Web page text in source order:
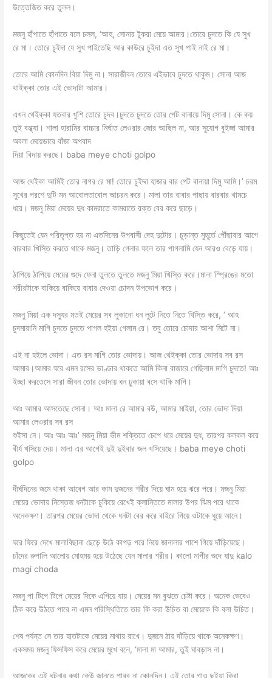
উত্তেজিত করে তুলল।
মজনু হাঁপাতে হাঁপাতে বলে চলল, ‘আহ, সোনার টুকরা মেয়ে আমার।তোরে চুদতে কি যে সুখ
রে মা। তোরে চুইদা যে সুখ পাইতেছি আর কাউরে চুইদা এত সুখ পাই নাই রে মা।
তোরে আমি কোনদিন বিয়া দিমু না। সারাজীবন তোরে এইভাবে চুদতে থাকুম। সোনা আজ
থাইক্কা তোর এই ভোদাটা আমার।
এখন থেইক্কা যতবার খুশি তোরে চুদব।চুদতে চুদতে তোর পেট বানায়ে দিমু সোনা। কে কয়
তুই বন্ধ্যা। শালা হারামির বাচ্চার নির্ঘাত লেওরার জোর আছিল না, আর সুযোগ বুইজা আমার
অবলা মেয়েডারে বাঁজা অপবাদ
দিয়া বিদায় করছে। baba meye choti golpo
আজ থেইকা আমিই তোর নাগর রে মা! তোরে চুইদ্দা হাজার বার পেট বানায়া দিমু আমি।’ চরম
সুখের পরশে দুটি মন আবোলতাবোল আচরন করে। মালা তার বাবার পাছায় বারবার খামচে
ধরে। মজনু মিয়া মেয়ের দুধ কামরাতে কামরাতে রক্ত বের করে ছাড়ে।
কিছুতেই যেন পরিতৃপ্ত হয় না এতদিনের উপবাসী দেহ দুটোর। চূড়ান্ত মুহূর্তে পৌঁছাবার আগে
বারবার খিস্তি করতে থাকে মজনু। তাড়ি গেলার ফলে তার পাগলামি যেন আরও বেড়ে যায়।
ঠাপিয়ে ঠাপিয়ে মেয়ের গুদে ফেনা তুলতে তুলতে মজনু মিয়া খিস্তি করে।মালা স্প্রিঙের মতো
শরীরটাকে বাকিয়ে বাকিয়ে বাবার দেওয়া চোদন উপভোগ করে।
মজনু মিয়া এক দস্যুর মতই মেয়ের সব লুকানো ধন লুটে নিতে নিতে খিস্তি করে, ‘ আহ
চুদমারানি মাগি চুদতে চুদতে পাগল হইয়া গেলাম রে। তবু তোরে চোদার আশা মিটে না।
এই না হইলে ভোদা। এত রস মাগি তোর ভোদায়। আজ থেইক্কা তোর ভোদার সব রস
আমার।আমার ঘরে এমন রসের ভাণ্ডার থাকতে আমি কিনা বাজারে গেছিলাম মাগি চুদতে! আঃ
ইচ্ছা করতেসে সারা জীবন তোর ভোদায় ধন ঢুকায়া বসে থাকি মাগি।
আঃ আমার আসতেছে সোনা। আঃ মালা রে আমার বউ, আমার মাইয়া, তোর ভোদা দিয়া
আমার লেওরার সব রস
শুইসা নে। আঃ আঃ আঃ’ মজনু মিয়া ভীম শক্তিতে চেপে ধরে মেয়ের দুধ, তারপর কলকল করে
বীর্য খসিয়ে দেয়। মালা এর আগেই দুই দুইবার জল খসিয়েছে। baba meye choti
golpo
দীর্ঘদিনের জমে থাকা আবেগ আর কাম দুজনের শরীর দিয়ে ঘাম হয়ে ঝরে পরে। মজনু মিয়া
মেয়ের ভোদায় নিস্তেজ ধনটাকে ঢুকিয়ে রেখেই ক্লান্তিতে মালার উপর ঝিম পরে থাকে
অনেকক্ষণ। তারপর মেয়ের ভোদা থেকে ধনটা বের করে বাইরে গিয়ে ওটাকে ধুয়ে আনে।
ঘরে ফিরে দেখে মালাবিছানা ছেড়ে উঠে কাপড় পরে নিয়ে জানালার পাশে গিয়ে দাঁড়িয়েছে।
চাঁদের রুপালি আলোয় মোহময় হয়ে উঠেছে যেন মালার শরীর। কালো মাগীর গুদে যাদু kalo
magi choda
মজনু পা টিপে টিপে মেয়ের দিকে এগিয়ে যায়। মেয়ের মন বুঝতে চেষ্টা করে। অনেক ভেবেও
ঠিক করে উঠতে পারে না এমন পরিস্থিতিতে তার কি করা উচিত বা মেয়েকে কি বলা উচিত।
শেষ পর্যন্ত সে তার হাতটাকে মেয়ের মাথায় রাখে। দুজনে ঠায় দাঁড়িয়ে থাকে অনেকক্ষণ।
একসময় মজনু ফিসফিস করে মেয়ের মুখে বলে, ‘মালা মা আমার, তুই ঘাবড়াস না।
আজকের এই ঘটনার কথা কেউ জানতে পারব না কোনদিন। এই তোর গাও ছুইয়া কিরা